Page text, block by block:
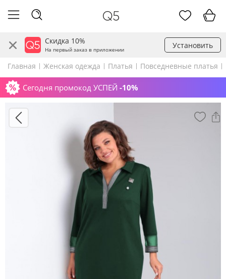
Скидка 10%
На первый заказ в приложении Установить
Главная Женская одежда Платья Повседневные платья
Сегодня промокод УСПЕЙ -10%